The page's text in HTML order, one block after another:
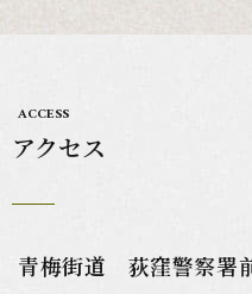
ACCESS
アクセス
青梅街道 荻窪警察署